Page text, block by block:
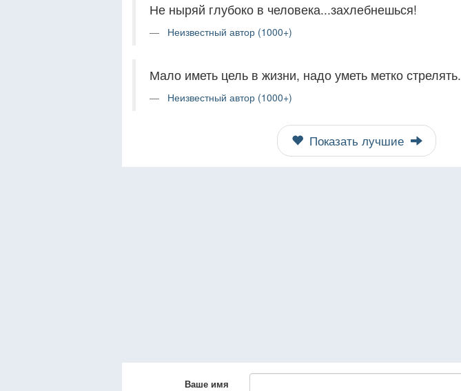
Не ныряй глубоко в человека...захлебнешься!
Неизвестный автор (1000+)
Мало иметь цель в жизни, надо уметь метко стрелять.
Неизвестный автор (1000+)
Показать лучшие
Ваше имя